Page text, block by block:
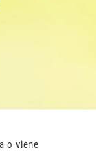
o viene